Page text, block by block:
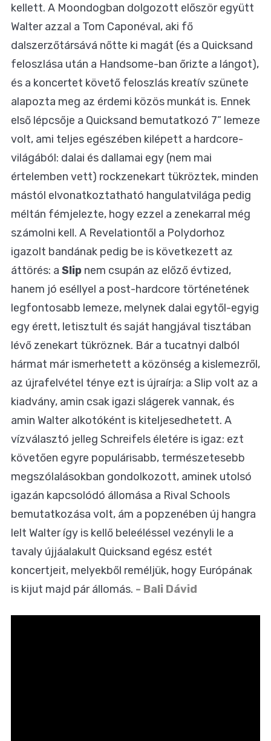
kellett. A Moondogban dolgozott először együtt
Walter azzal a Tom Caponéval, aki fő
dalszerzőtársává nőtte ki magát (és a Quicksand
feloszlása után a Handsome-ban őrizte a lángot),
és a koncertet követő feloszlás kreatív szünete
alapozta meg az érdemi közös munkát is. Ennek
első lépcsője a Quicksand bemutatkozó 7” lemeze
volt, ami teljes egészében kilépett a hardcore-
világából: dalai és dallamai egy (nem mai
értelemben vett) rockzenekart tükröztek, minden
mástól elvonatkoztatható hangulatvilága pedig
méltán fémjelezte, hogy ezzel a zenekarral még
számolni kell. A Revelationtől a Polydorhoz
igazolt bandának pedig be is következett az
áttörés: a Slip nem csupán az előző évtized,
hanem jó eséllyel a post-hardcore történetének
legfontosabb lemeze, melynek dalai egytől-egyig
egy érett, letisztult és saját hangjával tisztában
lévő zenekart tükröznek. Bár a tucatnyi dalból
hármat már ismerhetett a közönség a kislemezről,
az újrafelvétel ténye ezt is újraírja: a Slip volt az a
kiadvány, amin csak igazi slágerek vannak, és
amin Walter alkotóként is kiteljesedhetett. A
vízválasztó jelleg Schreifels életére is igaz: ezt
követően egyre populárisabb, természetesebb
megszólalásokban gondolkozott, aminek utolsó
igazán kapcsolódó állomása a Rival Schools
bemutatkozása volt, ám a popzenében új hangra
lelt Walter így is kellő beleéléssel vezényli le a
tavaly újjáalakult Quicksand egész estét
koncertjeit, melyekből reméljük, hogy Európának
is kijut majd pár állomás. - Bali Dávid